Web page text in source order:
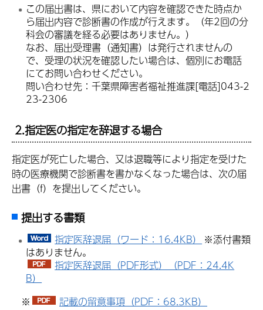
この届出書は、県において内容を確認できた時点か
ら届出内容で診断書の作成が行えます。（年2回の分
科会の審議を経る必要はありません。）
なお、届出受理書（通知書）は発行されませんの
で、受理の状況を確認したい場合は、個別にお電話
にてお問い合わせください。
問い合わせ先：千葉県障害者福祉推進課[電話]043-2
23-2306
2.指定医の指定を辞退する場合
指定医が死亡した場合、又は退職等により指定を受けた
時の医療機関で診断書を書かなくなった場合は、次の届
出書（f）を提出してください。
提出する書類
指定医辞退届（ワード：16.4KB）
※添付書類
はありません。
指定医辞退届（PDF形式）（PDF：24.4K
B）
※
記載の留意事項（PDF：68.3KB）